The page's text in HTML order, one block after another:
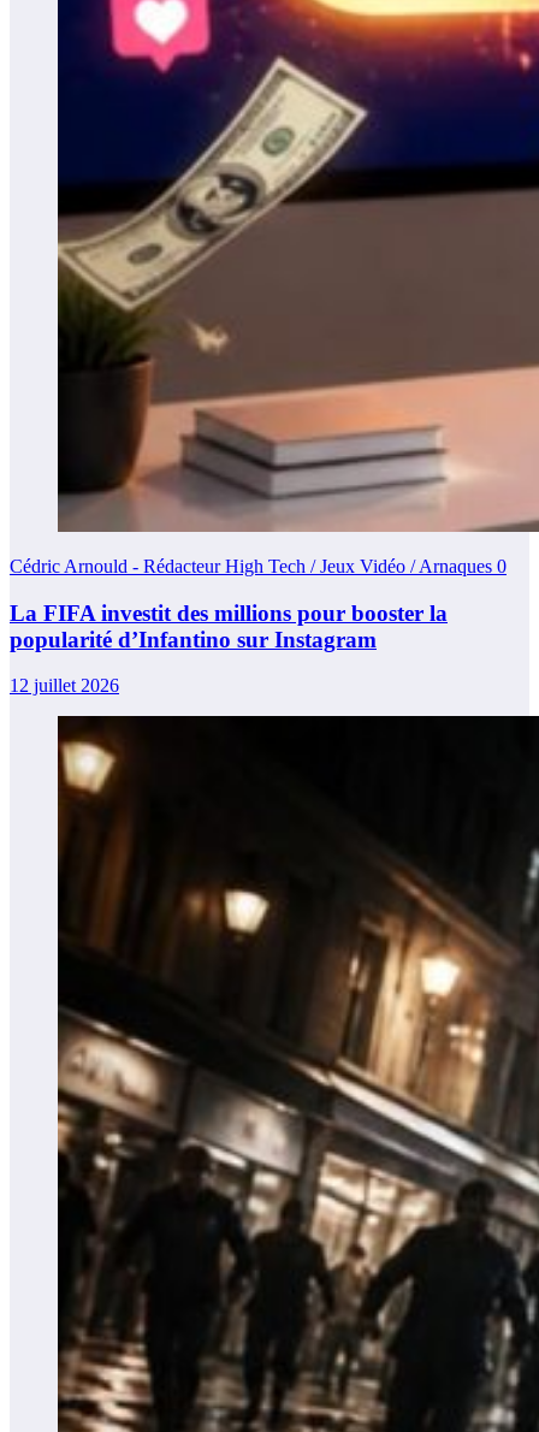
Cédric Arnould - Rédacteur High Tech / Jeux Vidéo / Arnaques 0
La FIFA investit des millions pour booster la
popularité d’Infantino sur Instagram
12 juillet 2026